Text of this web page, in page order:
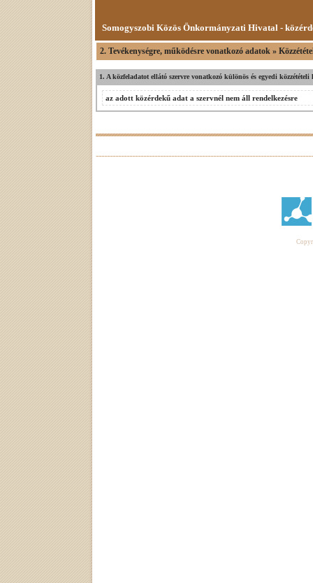
Somogyszobi Közös Önkormányzati Hivatal -
2. Tevékenységre, működésre vonatkozó adatok »
1. A közfeladatot ellátó szervre vonatkozó különös és egyedi közzétételi
az adott közérdekű adat a szervnél nem áll rendelkezésre